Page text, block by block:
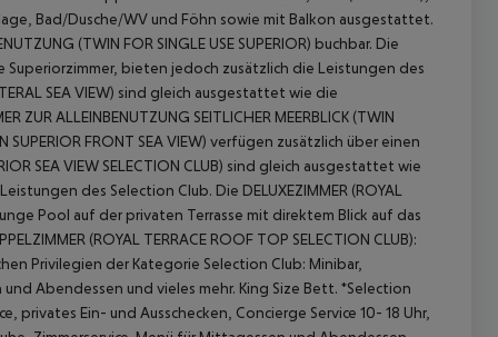
Bad/Dusche/WV und Föhn sowie mit Balkon ausgestattet.
(TWIN FOR SINGLE USE SUPERIOR) buchbar. Die
Superiorzimmer, bieten jedoch zusätzlich die Leistungen des
SEA VIEW) sind gleich ausgestattet wie die
ZUR ALLEINBENUTZUNG SEITLICHER MEERBLICK (TWIN
SUPERIOR FRONT SEA VIEW) verfügen zusätzlich über einen
SEA VIEW SELECTION CLUB) sind gleich ausgestattet wie
des Selection Club. Die DELUXEZIMMER (ROYAL
Pool auf der privaten Terrasse mit direktem Blick auf das
(ROYAL TERRACE ROOF TOP SELECTION CLUB):
Privilegien der Kategorie Selection Club: Minibar,
Abendessen und vieles mehr. King Size Bett. *Selection
Ein- und Ausschecken, Concierge Service 10- 18 Uhr,